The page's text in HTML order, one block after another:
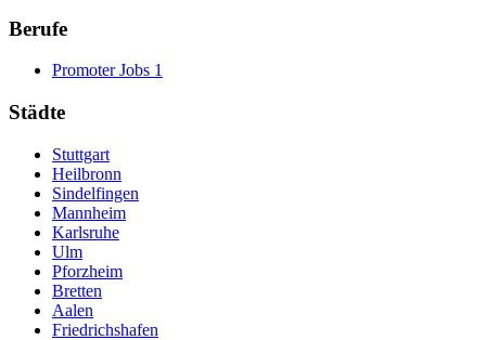
Berufe
Promoter Jobs 1
Städte
Stuttgart
Heilbronn
Sindelfingen
Mannheim
Karlsruhe
Ulm
Pforzheim
Bretten
Aalen
Friedrichshafen